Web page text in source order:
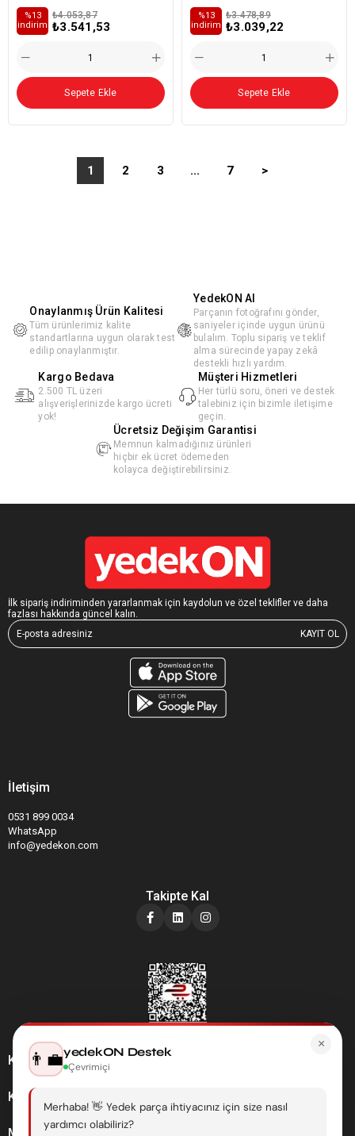
₺3.541,53
₺4.053,87
%13
i̇ndirim
Sepete Ekle
₺3.039,22
₺3.478,89
%13
i̇ndirim
Sepete Ekle
1 2 3 ... 7 >
Onaylanmış Ürün Kalitesi
Tüm ürünlerimiz kalite
standartlarına uygun olarak test
edilip onaylanmıştır.
YedekON AI
Parçanın fotoğrafını gönder,
saniyeler içinde uygun ürünü
bulalım. Toplu sipariş ve teklif
alma sürecinde yapay zekâ
destekli hızlı yardım.
Kargo Bedava
2.500 TL üzeri
alışverişlerinizde kargo ücreti
yok!
Müşteri Hizmetleri
Her türlü soru, öneri ve destek
talebiniz için bizimle iletişime
geçin.
Ücretsiz Değişim Garantisi
Memnun kalmadığınız ürünleri
hiçbir ek ücret ödemeden
kolayca değiştirebilirsiniz.
İlk sipariş indiriminden yararlanmak için kaydolun ve özel teklifler ve daha
fazlası hakkında güncel kalın.
KAYIT OL
İletişim
0531 899 0034
WhatsApp
info@yedekon.com
Takipte Kal
Kategoriler
Kurumsal
×
👨‍💼yedekON Destek
Çevrimiçi
Merhaba! 👋 Yedek parça ihtiyacınız için size nasıl
yardımcı olabiliriz?